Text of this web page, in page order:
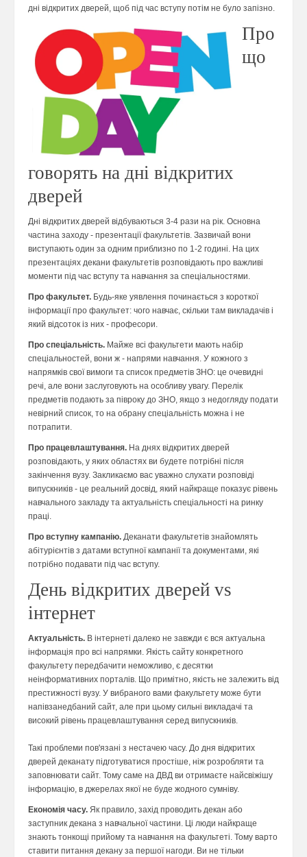
дні відкритих дверей, щоб під час вступу потім не було запізно.
Про
що
говорять на дні відкритих
дверей
Дні відкритих дверей відбуваються 3-4 рази на рік. Основна
частина заходу - презентації факультетів. Зазвичай вони
виступають один за одним приблизно по 1-2 годині. На цих
презентаціях декани факультетів розповідають про важливі
моменти під час вступу та навчання за спеціальностями.
Про факультет. Будь-яке уявлення починається з короткої
інформації про факультет: чого навчає, скільки там викладачів і
який відсоток із них - професори.
Про спеціальність. Майже всі факультети мають набір
спеціальностей, вони ж - напрями навчання. У кожного з
напрямків свої вимоги та список предметів ЗНО: це очевидні
речі, але вони заслуговують на особливу увагу. Перелік
предметів подають за півроку до ЗНО, якщо з недогляду подати
невірний список, то на обрану спеціальність можна і не
потрапити.
Про працевлаштування. На днях відкритих дверей
розповідають, у яких областях ви будете потрібні після
закінчення вузу. Закликаємо вас уважно слухати розповіді
випускників - це реальний досвід, який найкраще показує рівень
навчального закладу та актуальність спеціальності на ринку
праці.
Про вступну кампанію. Деканати факультетів знайомлять
абітурієнтів з датами вступної кампанії та документами, які
потрібно подавати під час вступу.
День відкритих дверей vs
інтернет
Актуальність. В інтернеті далеко не завжди є вся актуальна
інформація про всі напрямки. Якість сайту конкретного
факультету передбачити неможливо, є десятки
неінформативних порталів. Що примітно, якість не залежить від
престижності вузу. У вибраного вами факультету може бути
напівзанедбаний сайт, але при цьому сильні викладачі та
високий рівень працевлаштування серед випускників.
Такі проблеми пов'язані з нестачею часу. До дня відкритих
дверей деканату підготуватися простіше, ніж розробляти та
заповнювати сайт. Тому саме на ДВД ви отримаєте найсвіжішу
інформацію, в джерелах якої не буде жодного сумніву.
Економія часу. Як правило, захід проводить декан або
заступник декана з навчальної частини. Ці люди найкраще
знають тонкощі прийому та навчання на факультеті. Тому варто
ставити питання декану за першої нагоди. Ви не тільки